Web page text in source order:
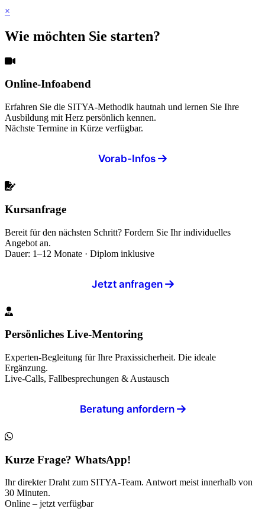
×
Wie möchten Sie starten?
Online-Infoabend
Erfahren Sie die SITYA-Methodik hautnah und lernen Sie Ihre
Ausbildung mit Herz persönlich kennen.
Nächste Termine in Kürze verfügbar.
Vorab-Infos
Kursanfrage
Bereit für den nächsten Schritt? Fordern Sie Ihr individuelles
Angebot an.
Dauer: 1–12 Monate · Diplom inklusive
Jetzt anfragen
Persönliches Live-Mentoring
Experten-Begleitung für Ihre Praxissicherheit. Die ideale
Ergänzung.
Live-Calls, Fallbesprechungen & Austausch
Beratung anfordern
Kurze Frage? WhatsApp!
Ihr direkter Draht zum SITYA-Team. Antwort meist innerhalb von
30 Minuten.
Online – jetzt verfügbar